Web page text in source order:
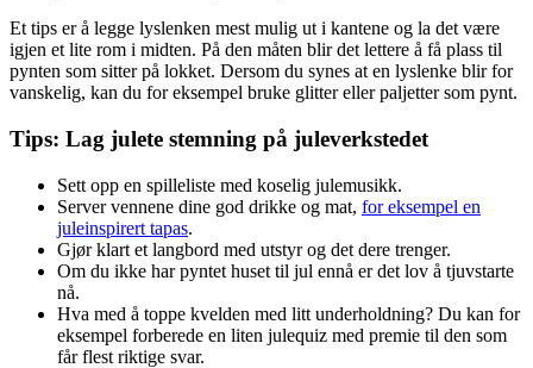
Et tips er å legge lyslenken mest mulig ut i kantene og la det være
igjen et lite rom i midten. På den måten blir det lettere å få plass til
pynten som sitter på lokket. Dersom du synes at en lyslenke blir for
vanskelig, kan du for eksempel bruke glitter eller paljetter som pynt.
Tips: Lag julete stemning på juleverkstedet
Sett opp en spilleliste med koselig julemusikk.
Server vennene dine god drikke og mat, for eksempel en
juleinspirert tapas.
Gjør klart et langbord med utstyr og det dere trenger.
Om du ikke har pyntet huset til jul ennå er det lov å tjuvstarte
nå.
Hva med å toppe kvelden med litt underholdning? Du kan for
eksempel forberede en liten julequiz med premie til den som
får flest riktige svar.